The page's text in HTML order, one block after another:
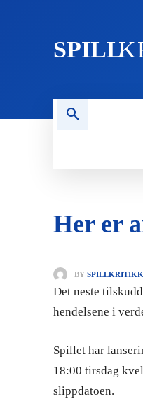
SPILL
Her er
BY
Det neste
hendelsene i
Spillet har
18:00 tirsdag
slippdatoen.